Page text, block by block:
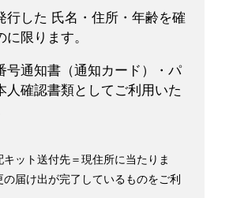
行した 氏名・住所・年齢を確
限ります。
号通知書（通知カード）・パ
人確認書類としてご利用いた
ット送付先＝現住所に当たりま
届け出が完了しているものをご利